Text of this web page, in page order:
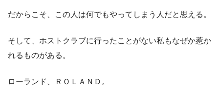
だからこそ、この人は何でもやってしまう人だと思える。
そして、ホストクラブに行ったことがない私もなぜか惹か
れるものがある。
ローランド、ＲＯＬＡＮＤ。